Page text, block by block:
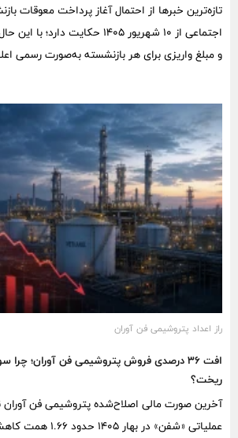
تازه‌ترین خبرها از احتمال آغاز پرداخت معوقات
اجتماعی از ۱۰ شهریور ۱۴۰۵ حکایت
و مبلغ واریزی برای هر بازنشسته به‌صورت رسمی
راز اعداد پتروشیمی فن آوران
ریخت؟
آخرین صورت مالی اصلاح‌شده پتروشیمی فن
عملیاتی «شفن» در